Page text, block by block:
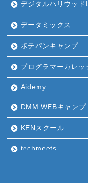
デジタルハリウッド
データミックス
ポテパンキャンプ
プログラマーカレッ
Aidemy
DMM WEBキャンプ
KENスクール
techmeets